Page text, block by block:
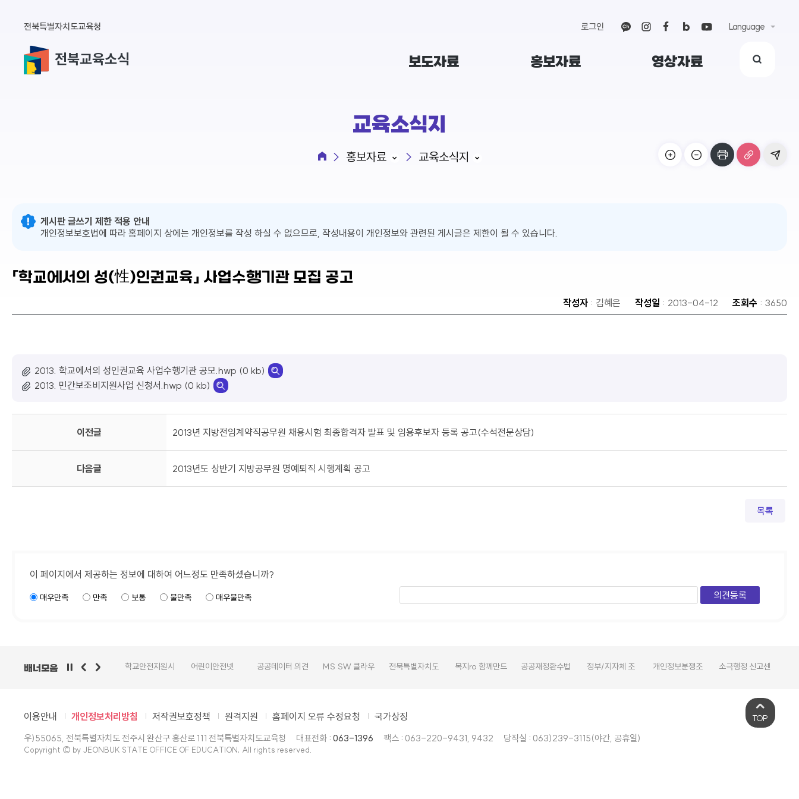
전북특별자치도교육청 로그인 Language
전북교육소식 보도자료 홍보자료 영상자료
교육소식지
홍보자료 교육소식지
게시판 글쓰기 제한 적용 안내
개인정보보호법에 따라 홈페이지 상에는 개인정보를 작성 하실 수 없으므로, 작성내용이 개인정보와 관련된 게시글은 제한이 될 수 있습니다.
「학교에서의 성(性)인권교육」 사업수행기관 모집 공고
작성자 : 김혜은 작성일 : 2013-04-12 조회수 : 3650
2013. 학교에서의 성인권교육 사업수행기관 공모.hwp (0 kb)
2013. 민간보조비지원사업 신청서.hwp (0 kb)
이전글 2013년 지방전임계약직공무원 채용시험 최종합격자 발표 및 임용후보자 등록 공고(수석전문상담)
다음글 2013년도 상반기 지방공무원 명예퇴직 시행계획 공고
목록
이 페이지에서 제공하는 정보에 대하여 어느정도 만족하셨습니까?
매우만족 만족 보통 불만족 매우불만족
배너모음
리병원학교
교육데이터플랫
학교안전지원시
어린이안전넷
공공데이터 의견
MS SW 클라우
전북특별자치도
복지ro 함께만드
공공재정환수법
정부/지자체 조
개인정보분쟁조
소극행정 신고센
이용안내 개인정보처리방침 저작권보호정책 원격지원 홈페이지 오류 수정요청 국가상징
우)55065, 전북특별자치도 전주시 완산구 홍산로 111 전북특별자치도교육청 대표전화 :063-1396 팩스 : 063-220-9431, 9432 당직실 : 063)239-3115(야간, 공휴일)
Copyright © by JEONBUK STATE OFFICE OF EDUCATION, All rights reserved.
TOP